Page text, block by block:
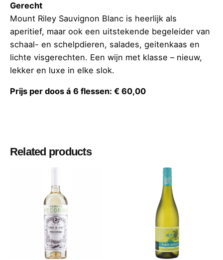
Gerecht
Mount Riley Sauvignon Blanc is heerlijk als
aperitief, maar ook een uitstekende begeleider van
schaal- en schelpdieren, salades, geitenkaas en
lichte visgerechten. Een wijn met klasse – nieuw,
lekker en luxe in elke slok.
Prijs per doos á 6 flessen: € 60,00
Related products